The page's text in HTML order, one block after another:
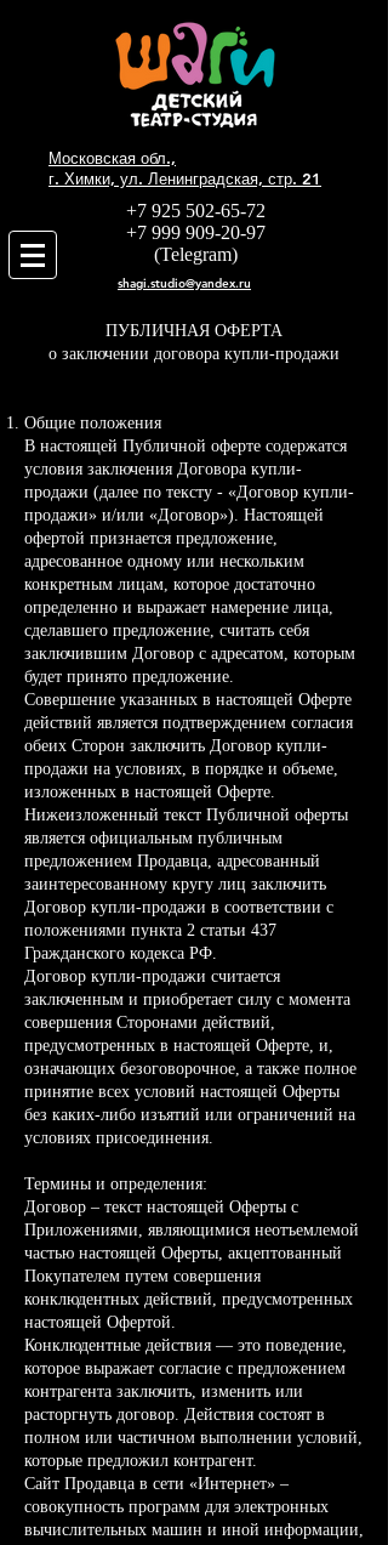
Московская обл.,
г. Химки, ул. Ленинградская, стр. 21
+7 925 502-65-72
+7 999 909-20-97
(Telegram)
shagi.studio@yandex.ru
ПУБЛИЧНАЯ ОФЕРТА
о заключении договора купли-продажи
Общие положения
В настоящей Публичной оферте содержатся
условия заключения Договора купли-
продажи (далее по тексту - «Договор купли-
продажи» и/или «Договор»). Настоящей
офертой признается предложение,
адресованное одному или нескольким
конкретным лицам, которое достаточно
определенно и выражает намерение лица,
сделавшего предложение, считать себя
заключившим Договор с адресатом, которым
будет принято предложение.
Совершение указанных в настоящей Оферте
действий является подтверждением согласия
обеих Сторон заключить Договор купли-
продажи на условиях, в порядке и объеме,
изложенных в настоящей Оферте.
Нижеизложенный текст Публичной оферты
является официальным публичным
предложением Продавца, адресованный
заинтересованному кругу лиц заключить
Договор купли-продажи в соответствии с
положениями пункта 2 статьи 437
Гражданского кодекса РФ.
Договор купли-продажи считается
заключенным и приобретает силу с момента
совершения Сторонами действий,
предусмотренных в настоящей Оферте, и,
означающих безоговорочное, а также полное
принятие всех условий настоящей Оферты
без каких-либо изъятий или ограничений на
условиях присоединения.
Термины и определения:
Договор – текст настоящей Оферты с
Приложениями, являющимися неотъемлемой
частью настоящей Оферты, акцептованный
Покупателем путем совершения
конклюдентных действий, предусмотренных
настоящей Офертой.
Конклюдентные действия — это поведение,
которое выражает согласие с предложением
контрагента заключить, изменить или
расторгнуть договор. Действия состоят в
полном или частичном выполнении условий,
которые предложил контрагент.
Сайт Продавца в сети «Интернет» –
совокупность программ для электронных
вычислительных машин и иной информации,